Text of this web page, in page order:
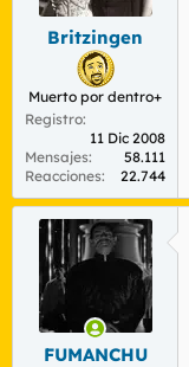
Britzingen
Muerto por dentro+
Registro
11 Dic 2008
Mensajes
58.111
Reacciones
22.744
FUMANCHU